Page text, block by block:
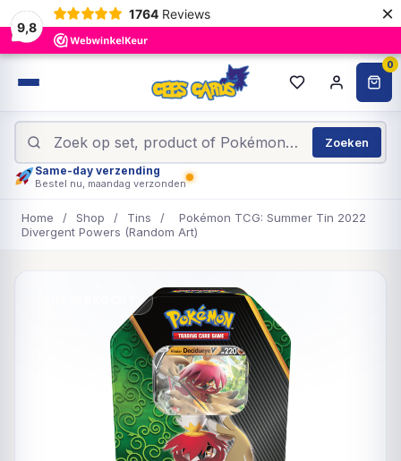
9,8
1764 Reviews ×
0
Zoeken
Same-day verzending
Bestel nu, maandag verzonden
Home / Shop / Tins /
Pokémon TCG: Summer Tin 2022
Divergent Powers (Random Art)